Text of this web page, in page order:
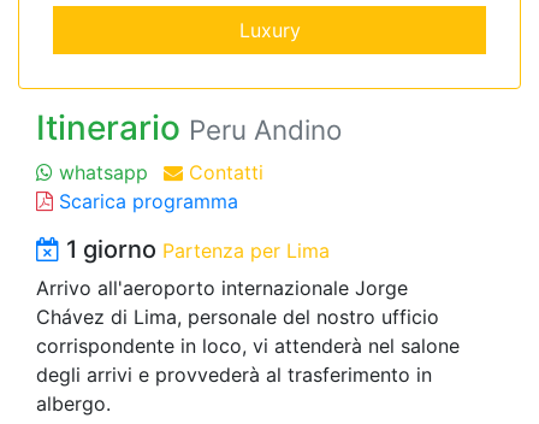
Luxury
Itinerario Peru Andino
whatsapp
Contatti
Scarica programma
1 giorno Partenza per Lima
Arrivo all'aeroporto internazionale Jorge
Chávez di Lima, personale del nostro ufficio
corrispondente in loco, vi attenderà nel salone
degli arrivi e provvederà al trasferimento in
albergo.